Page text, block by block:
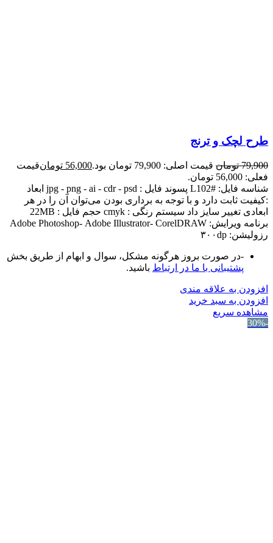
طرح لچک و ترنج
79,900 تومان قیمت اصلی: 79,900 تومان بود. 56,000 تومانقیمت
فعلی: 56,000 تومان.
شناسه فایل: #L102 پسوند فایل : jpg - png - ai - cdr - psd ابعاد
:کیفیت ثابت دارد و با توجه به برداری بودن می‌توان آن را در هر
ابعادی تغییر سایز داد سیستم رنگی : cmyk حجم فایل : 22MB
برنامه ویرایش: Adobe Photoshop- Adobe Illustrator- CorelDRAW
رزولیشن: ۳۰۰dp
-در صورت بروز هرگونه مشکل، سوال و ابهام از طریق بخش
پشتیبانی با ما در ارتباط باشید.
افزودن به علاقه مندی
افزودن به سبد خرید
مشاهده سریع
-30%